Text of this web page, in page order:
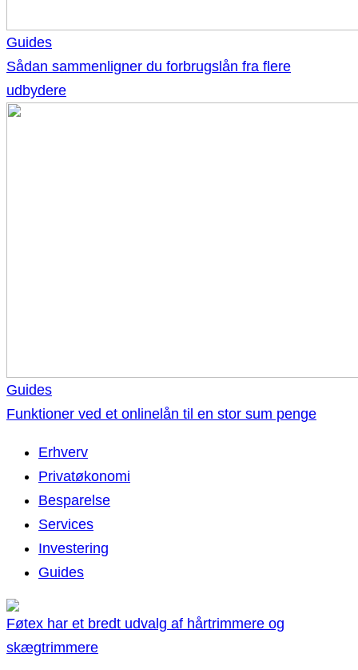
Guides
Sådan sammenligner du forbrugslån fra flere
udbydere
Guides
Funktioner ved et onlinelån til en stor sum penge
Erhverv
Privatøkonomi
Besparelse
Services
Investering
Guides
Føtex har et bredt udvalg af hårtrimmere og
skægtrimmere